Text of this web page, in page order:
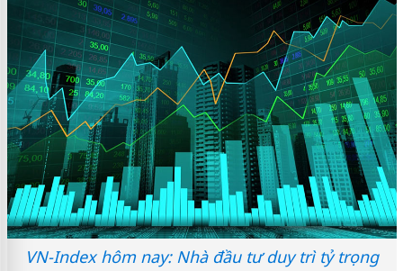
VN-Index hôm nay: Nhà đầu tư duy trì tỷ trọng